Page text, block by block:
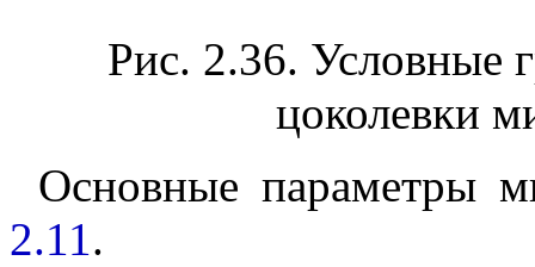
Рис. 2.36. Условные
цоколевки
Основные параметры
2.11.